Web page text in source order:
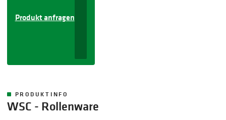
Produkt anfragen
PRODUKTINFO
WSC - Rollenware